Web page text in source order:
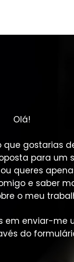
Olá!
que gostarias
para um
queres
e saber
o meu
em enviar-me
do